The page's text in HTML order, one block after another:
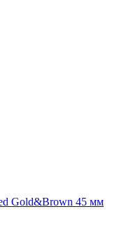
Gold&Brown 45 мм